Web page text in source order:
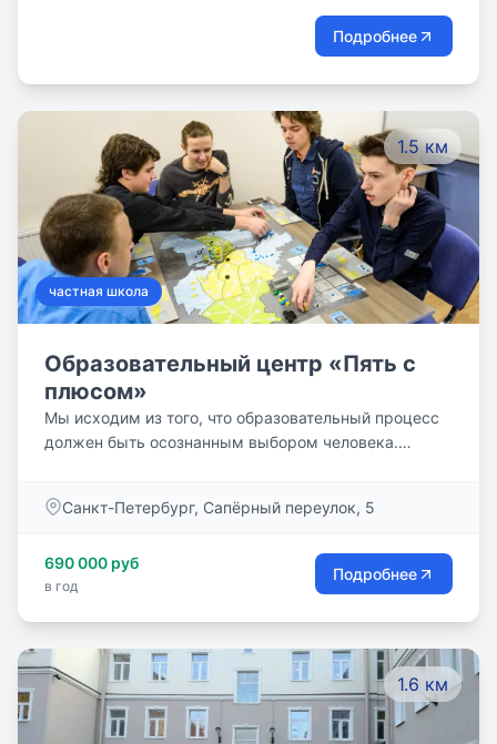
предоставляем детям исключительные
возможности личного роста, выходящие за рамки
Подробнее
1.5 км
частная школа
Образовательный центр «Пять с
плюсом»
Мы исходим из того, что образовательный процесс
должен быть осознанным выбором человека.
предмета. Кто-то хочет оптимизировать ресурсы и
вообще глубоко разочарован в школьном
образовании и хочет просто поскорее окончить
Санкт-Петербург, Сапёрный переулок, 5
690 000 руб
в год
Подробнее
1.6 км